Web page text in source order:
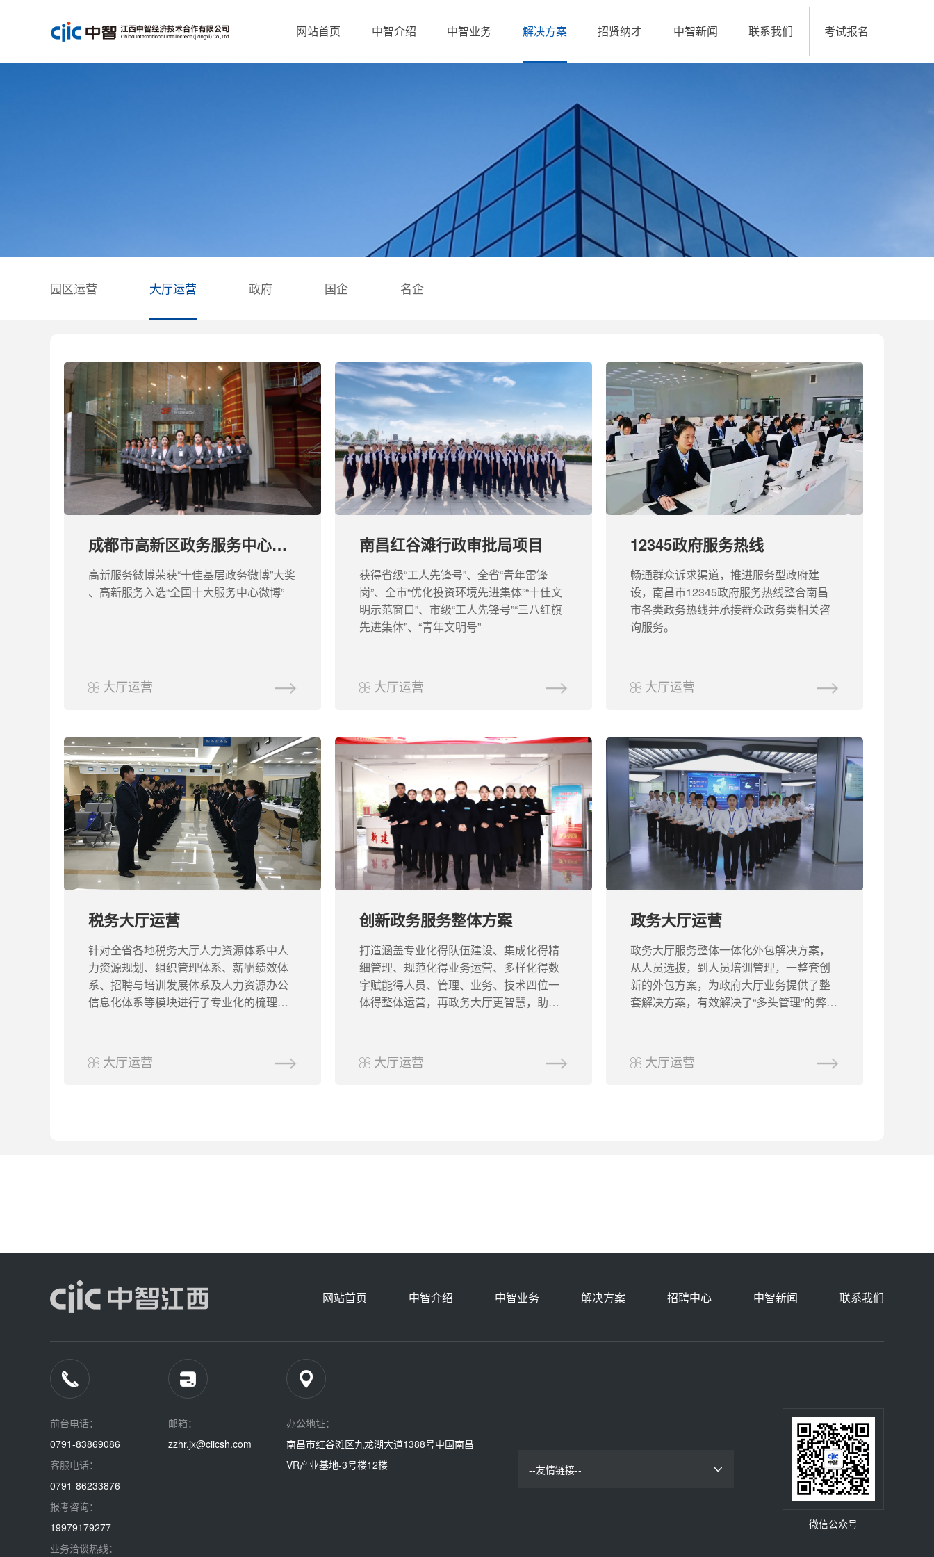
网站首页 中智介绍
资质与荣誉
企业客户
产业布局
中智业务 解决方案 招贤纳才 中智新闻 联系我们 考试报名
园区运营 大厅运营 政府 国企 名企
成都市高新区政务服务中心项目
高新服务微博荣获“十佳基层政务微博”大奖
、高新服务入选“全国十大服务中心微博”
大厅运营
南昌红谷滩行政审批局项目
获得省级“工人先锋号”、全省“青年雷锋
岗”、全市“优化投资环境先进集体”“十佳文
明示范窗口”、市级“工人先锋号”“三八红旗
先进集体”、“青年文明号”
大厅运营
12345政府服务热线
畅通群众诉求渠道，推进服务型政府建
设，南昌市12345政府服务热线整合南昌
市各类政务热线并承接群众政务类相关咨
询服务。
大厅运营
税务大厅运营
针对全省各地税务大厅人力资源体系中人
力资源规划、组织管理体系、薪酬绩效体
系、招聘与培训发展体系及人力资源办公
信息化体系等模块进行了专业化的梳理与
满意交付的目标。
大厅运营
创新政务服务整体方案
打造涵盖专业化得队伍建设、集成化得精
细管理、规范化得业务运营、多样化得数
字赋能得人员、管理、业务、技术四位一
体得整体运营，再政务大厅更智慧，助力
大厅运营
政务大厅运营
政务大厅服务整体一体化外包解决方案，
从人员选拔，到人员培训管理，一整套创
新的外包方案，为政府大厅业务提供了整
套解决方案，有效解决了“多头管理”的弊
照规范化管理的标
大厅运营
网站首页 中智介绍 中智业务 解决方案 招聘中心 中智新闻 联系我们
前台电话：
0791-83869086
客服电话：
0791-86233876
报考咨询：
19979179277
业务洽谈热线：
邮箱：
zzhr.jx@ciicsh.com
办公地址：
南昌市红谷滩区九龙湖大道1388号中国南昌
VR产业基地-3号楼12楼
--友情链接--
微信公众号